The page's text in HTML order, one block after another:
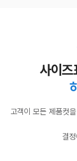
사이즈
고객이 모든 제품컷
결